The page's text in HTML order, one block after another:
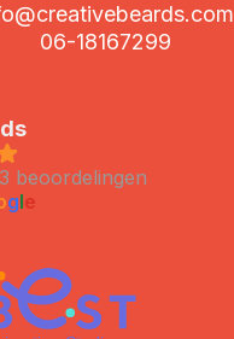
06-18167299
beoordelingen
gle